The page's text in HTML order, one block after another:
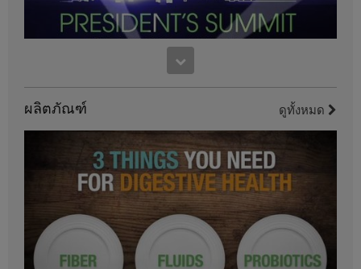
อินเตอร์เนชั่นแนล ออฟ อเมริกา อิงค์ คุณสามารถรับชม
วิดีโอ และหากวิดีโออนุญาตให้ดาวน์โหลดได้ คุณ
สามารถทำซ้ำและเผยแพร่วิดีโอในรูปแบบที่ครบถ้วนเพื่อ
วัตถุประสงค์ในการส่งเสริมธุรกิจเฮอร์บาไลฟ์ของคุณหรือ
ผลิตภัณฑ์เฮอร์บาไลฟ์เท่านั้น อย่างไรก็ตาม คุณไม่
สามารถจำหน่ายหรือแสวงหากำไรจากการทำสำเนาและ
จัดจำหน่ายวิดีโอ การใช้รูปภาพ เสียง คำบรรยาย หรือ
บัญชีที่อยู่ในวิดีโอโดยไม่ได้รับความยินยอมเป็นลาย
ลักษณ์อักษรอย่างชัดเจนจาก เฮอร์บาไลฟ์ อินเตอร์
เนชั่นแนล ออฟ อเมริกาอิงค์ เป็นสิ่งต้องห้ามอย่าง
เคร่งครัด เฮอร์บาไลฟ์อาจขอให้คุณหยุดการใช้งานวิดีโอ
ออกกำลังกายด้วยท่าบริหารแบบผสม
งานฉลองครบรอบ 35 ปี ของเพรสซิเด้นท์ ทีม ซัมมิท
เป็นส่วนหนึ่งของการเฉลิมฉลอง
ผลิตภัณฑ์ ดูทั้งหมด